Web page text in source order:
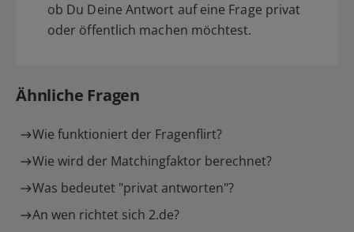
ob Du Deine Antwort auf eine Frage privat
oder öffentlich machen möchtest.
Ähnliche Fragen
Wie funktioniert der Fragenflirt?
Wie wird der Matchingfaktor berechnet?
Was bedeutet "privat antworten"?
An wen richtet sich 2.de?